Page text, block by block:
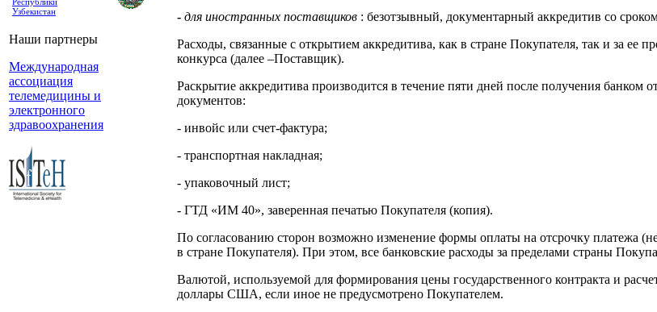
Узбекистан
Наши партнеры
Международная
ассоциация
телемедицины и
электронного
здравоохранения
- для иностранных поставщиков : безотзывный, документарный аккредитив со
Расходы, связанные с открытием аккредитива, как в стране Покупателя, так и за ее
конкурса (далее –Поставщик).
Раскрытие аккредитива производится в течение пяти дней после получения банком
документов:
- инвойс или счет-фактура;
- транспортная накладная;
- упаковочный лист;
- ГТД «ИМ 40», заверенная печатью Покупателя (копия).
По согласованию сторон возможно изменение формы оплаты на отсрочку платежа
в стране Покупателя). При этом, все банковские расходы за пределами страны
Валютой, используемой для формирования цены государственного контракта и
доллары США, если иное не предусмотрено Покупателем.